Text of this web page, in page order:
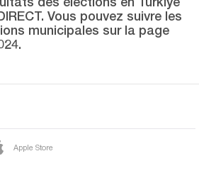
Vous pouvez suivre les
municipales sur la page
Apple Store